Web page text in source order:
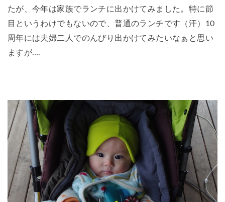
たが、今年は家族でランチに出かけてみました。特に節
目というわけでもないので、普通のランチです（汗）10
周年には夫婦二人でのんびり出かけてみたいなぁと思い
ますが….